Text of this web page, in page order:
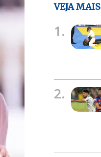
VEJA MAIS
1.
2.